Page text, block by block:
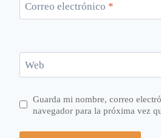
Correo electrónico *
Web
Guarda mi nombre, correo
navegador para la próxima vez